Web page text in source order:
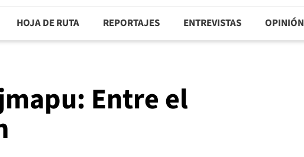
HOJA DE RUTA REPORTAJES ENTREVISTAS OPINIÓN
Entre el